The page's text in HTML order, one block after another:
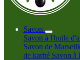
Savon
Savon à l'huile
Savon de
de karité Savon à